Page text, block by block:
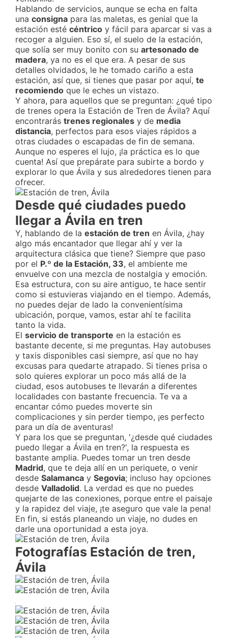
Hablando de servicios, aunque se echa en falta
una consigna para las maletas, es genial que la
estación esté céntrico y fácil para aparcar si vas a
recoger a alguien. Eso sí, el suelo de la estación,
que solía ser muy bonito con su artesonado de
madera, ya no es el que era. A pesar de sus
detalles olvidados, le he tomado cariño a esta
estación, así que, si tienes que pasar por aquí, te
recomiendo que le eches un vistazo.
Y ahora, para aquellos que se preguntan: ¿qué tipo
de trenes opera la Estación de Tren de Ávila? Aquí
encontrarás trenes regionales y de media
distancia, perfectos para esos viajes rápidos a
otras ciudades o escapadas de fin de semana.
Aunque no esperes el lujo, ¡la práctica es lo que
cuenta! Así que prepárate para subirte a bordo y
explorar lo que Ávila y sus alrededores tienen para
ofrecer.
Desde qué ciudades puedo
llegar a Ávila en tren
Y, hablando de la estación de tren en Ávila, ¿hay
algo más encantador que llegar ahí y ver la
arquitectura clásica que tiene? Siempre que paso
por el P.º de la Estación, 33, el ambiente me
envuelve con una mezcla de nostalgia y emoción.
Esa estructura, con su aire antiguo, te hace sentir
como si estuvieras viajando en el tiempo. Además,
no puedes dejar de lado la convenientísima
ubicación, porque, vamos, estar ahí te facilita
tanto la vida.
El servicio de transporte en la estación es
bastante decente, si me preguntas. Hay autobuses
y taxis disponibles casi siempre, así que no hay
excusas para quedarte atrapado. Si tienes prisa o
solo quieres explorar un poco más allá de la
ciudad, esos autobuses te llevarán a diferentes
localidades con bastante frecuencia. Te va a
encantar cómo puedes moverte sin
complicaciones y sin perder tiempo, ¡es perfecto
para un día de aventuras!
Y para los que se preguntan, '¿desde qué ciudades
puedo llegar a Ávila en tren?', la respuesta es
bastante amplia. Puedes tomar un tren desde
Madrid, que te deja allí en un periquete, o venir
desde Salamanca y Segovia; incluso hay opciones
desde Valladolid. La verdad es que no puedes
quejarte de las conexiones, porque entre el paisaje
y la rapidez del viaje, ¡te aseguro que vale la pena!
En fin, si estás planeando un viaje, no dudes en
darle una oportunidad a esta joya.
Fotografías Estación de tren,
Ávila